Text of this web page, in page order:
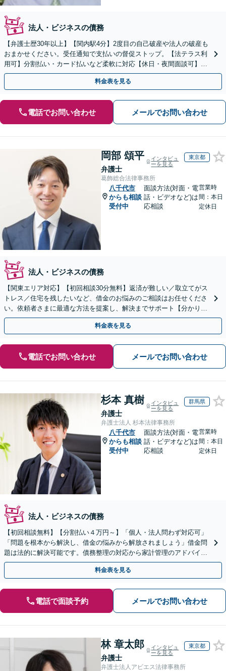
法人・ビジネスの債務
【弁護士歴30年以上】【関内駅4分】2度目の自己破産や法人の破産も
おまかせください。受任通知で支払いの督促ストップ。【法テラス利
用可】分割払い・カード払いなど柔軟に対応【休日・夜間面談可】
【電話／メール／ビデオ面談可】
料金表を見る
電話でお問い合わせ メールでお問い合わせ
岡部 頌平
弁護士
インタビュ
ーを見る
東京都
葛飾総合法律事務所
八千代市
からも相談
受付中
面談方法(対面・電
話・ビデオなど)は
応相談
営業時
間：本日
定休日
法人・ビジネスの債務
【関東エリア対応】【初回相談30分無料】返済が難しい／取立てがス
トレス／住宅を残したいなど、借金のお悩みのご相談はお任せくださ
い。依頼者さまに最適な方法を提案し、解決までサポート【分かりや
すい費用体系】破産管財人の経験豊富な弁護士所属
料金表を見る
電話でお問い合わせ メールでお問い合わせ
杉本 真樹
弁護士
インタビュ
ーを見る
群馬県
弁護士法人 杉本法律事務所
八千代市
からも相談
受付中
面談方法(対面・電
話・ビデオなど)は
応相談
営業時
間：本日
定休日
法人・ビジネスの債務
【初回相談無料】【分割払い４万円～】「個人・法人問わず対応可」
「問題を根本から解決し、借金の悩みから解放されましょう」借金問
題は法的に解決可能です。債務整理の対応から家計管理のアドバイス
まで一貫してサポ―ト【休日・夜間相談可】
料金表を見る
電話で面談予約 メールでお問い合わせ
林 章太郎
弁護士
インタビュ
ーを見る
東京都
弁護士法人アビエス法律事務所